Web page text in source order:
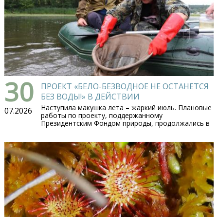
30
07.2026
ПРОЕКТ «БЕЛО-БЕЗВОДНОЕ НЕ ОСТАНЕТСЯ
БЕЗ ВОДЫ!» В ДЕЙСТВИИ
Наступила макушка лета – жаркий июль. Плановые
работы по проекту, поддержанному
Президентским Фондом природы, продолжались в